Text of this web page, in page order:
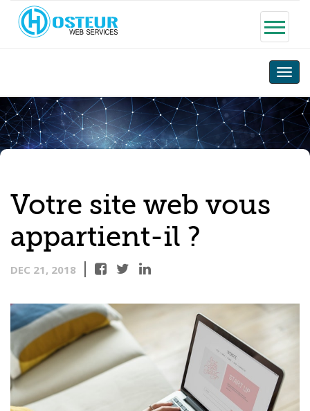
Toggle
Votre site web vous
appartient-il ?
DEC 21, 2018